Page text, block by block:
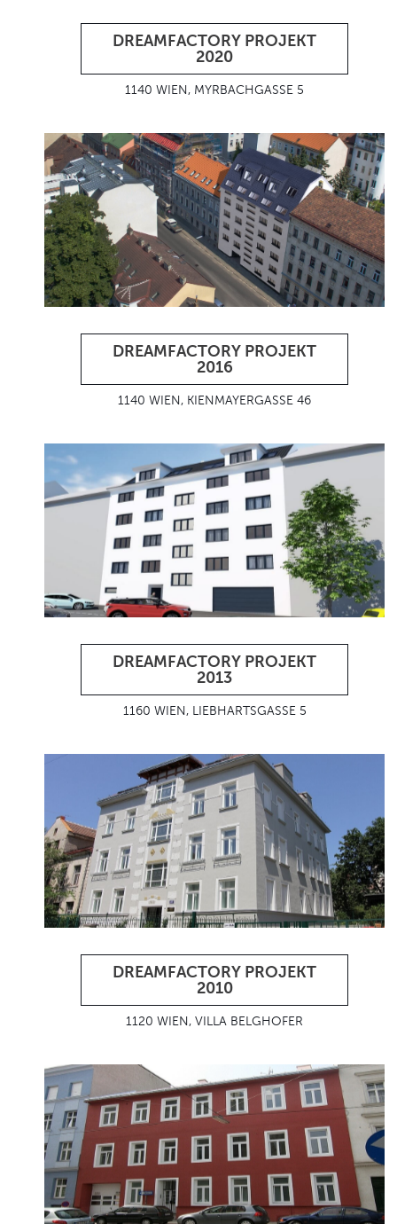
DREAMFACTORY PROJEKT
2020
1140 WIEN, MYRBACHGASSE 5
DREAMFACTORY PROJEKT
2016
1140 WIEN, KIENMAYERGASSE 46
DREAMFACTORY PROJEKT
2013
1160 WIEN, LIEBHARTSGASSE 5
DREAMFACTORY PROJEKT
2010
1120 WIEN, VILLA BELGHOFER